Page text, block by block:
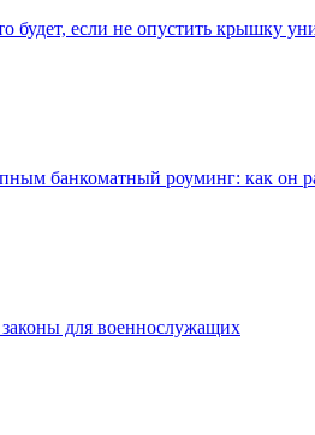
будет, если не опустить крышку
банкоматный роуминг: как он
для военнослужащих